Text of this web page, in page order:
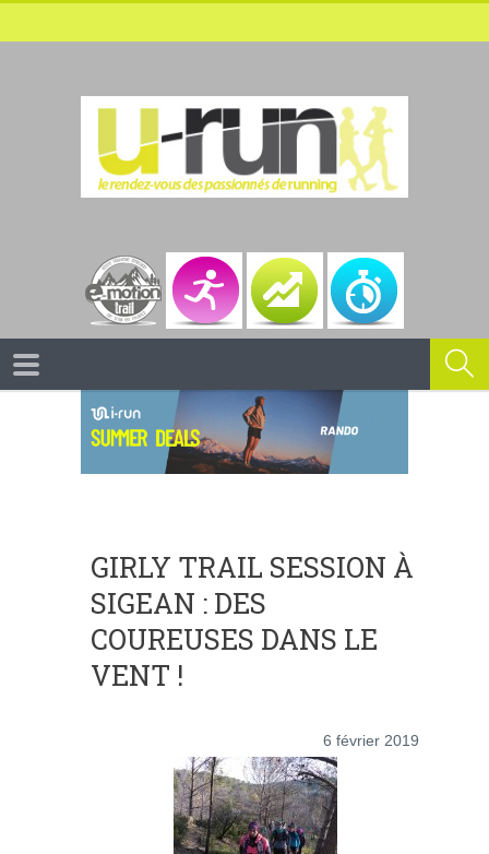
GIRLY TRAIL SESSION À
SIGEAN : DES
COUREUSES DANS LE
VENT !
6 février 2019